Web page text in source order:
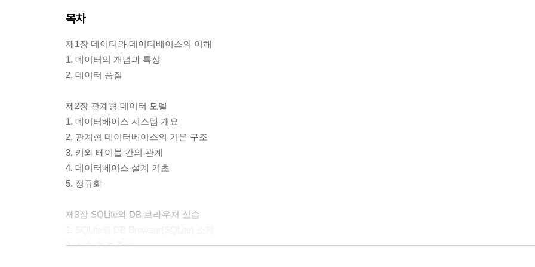
목차
제1장 데이터와 데이터베이스의 이해
1. 데이터의 개념과 특성
2. 데이터 품질
제2장 관계형 데이터 모델
1. 데이터베이스 시스템 개요
2. 관계형 데이터베이스의 기본 구조
3. 키와 테이블 간의 관계
4. 데이터베이스 설계 기초
5. 정규화
제3장 SQLite와 DB 브라우저 실습
2. 실습 환경 준비